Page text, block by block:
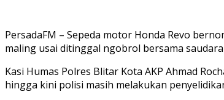
PersadaFM – Sepeda motor Honda Revo
maling usai ditinggal ngobrol bersama
Kasi Humas Polres Blitar Kota AKP Ahmad
hingga kini polisi masih melakukan